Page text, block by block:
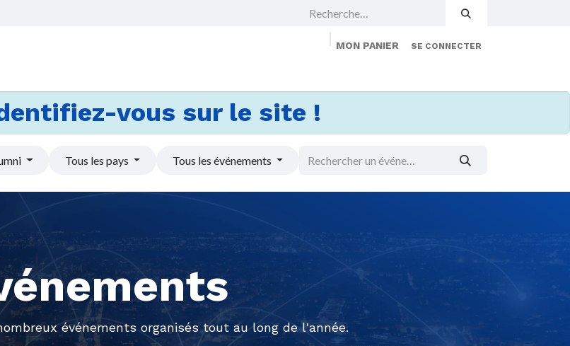
MON PANIER SE CONNECTER
vous sur le site !
Tous les pays Tous les événements
événements organisés tout au long de l'année.